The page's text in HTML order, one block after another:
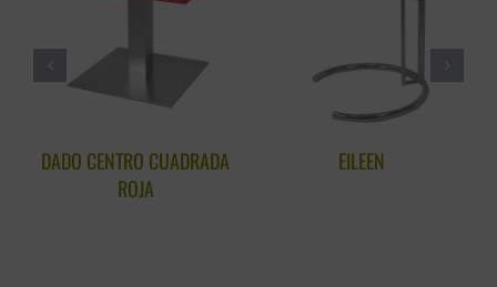
DADO CENTRO CUADRADA
ROJA
EILEEN